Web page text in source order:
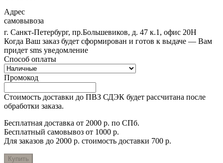
Адрес
самовывоза
г. Санкт-Петербург, пр.Большевиков, д. 47 к.1, офис 20Н
Когда Ваш заказ будет сформирован и готов к выдаче — Вам
придет sms уведомление
Способ оплаты
Промокод
Стоимость доставки до ПВЗ СДЭК будет рассчитана после
обработки заказа.
Бесплатная доставка от 2000 р. по СПб.
Бесплатный самовывоз от 1000 р.
Для заказов до 2000 р. стоимость доставки 700 р.
Купить